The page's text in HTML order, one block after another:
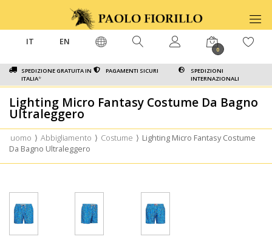
SPEDIZIONE GRATUITA IN
ITALIA*
PAGAMENTI SICURI
SPEDIZIONI
INTERNAZIONALI
IT EN
0
Lighting Micro Fantasy Costume Da Bagno
Ultraleggero
uomo ⟩ Abbigliamento ⟩ Costume ⟩ Lighting Micro Fantasy Costume
Da Bagno Ultraleggero